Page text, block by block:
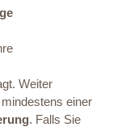
Weiter
einer
. Falls Sie